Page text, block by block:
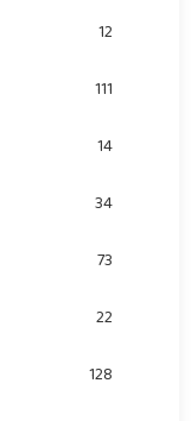
12
111
14
34
73
22
128